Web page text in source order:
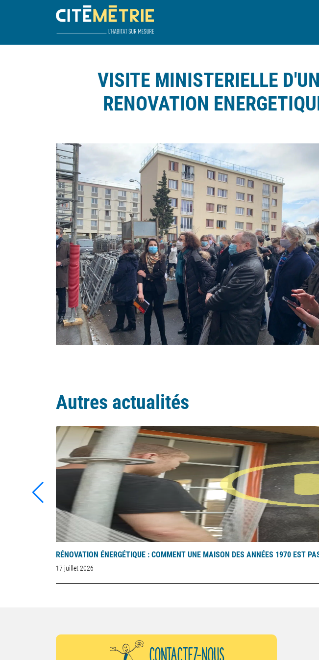
VISITE MINISTERIELLE
RENOVATION
Autres actualités
RÉNOVATION ÉNERGÉTIQUE : COMMENT UNE MAISON DES ANNÉES 1970 EST
17 juillet 2026
CONTACTEZ-NOUS